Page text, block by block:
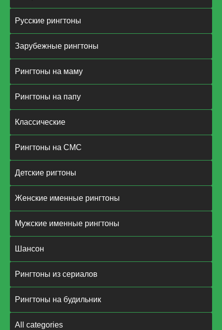
Русские рингтоны
Зарубежные рингтоны
Рингтоны на маму
Рингтоны на папу
Классические
Рингтоны на СМС
Детские ригтоны
Женские именные рингтоны
Мужские именные рингтоны
Шансон
Рингтоны из сериалов
Рингтоны на будильник
All categories